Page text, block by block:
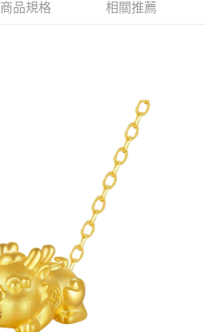
商品規格 相關推薦